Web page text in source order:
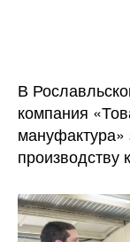
В
компания
производству